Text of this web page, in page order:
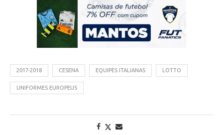
2017-2018 CESENA EQUIPES ITALIANAS LOTTO
UNIFORMES EUROPEUS